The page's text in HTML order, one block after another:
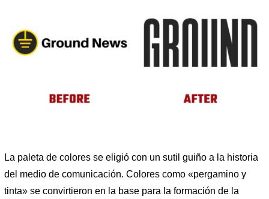
La paleta de colores se eligió con un sutil guiño a la historia
del medio de comunicación. Colores como «pergamino y
tinta» se convirtieron en la base para la formación de la